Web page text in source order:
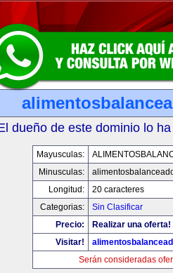
dueño de este dominio lo
Mayusculas:
Minusculas:
Longitud:
20 caracteres
Categorias:
Sin Clasificar
Precio:
Realizar una oferta!
Visitar!
Serán consideradas